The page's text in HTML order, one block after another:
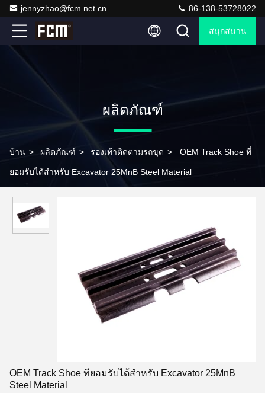
jennyzhao@fcm.net.cn 86-138-53728022
สนุกสนาน
ผลิตภัณฑ์
บ้าน > ผลิตภัณฑ์ > รองเท้าติดตามรถขุด > OEM Track Shoe ที่
ยอมรับได้สำหรับ Excavator 25MnB Steel Material
OEM Track Shoe ที่ยอมรับได้สำหรับ Excavator 25MnB
Steel Material